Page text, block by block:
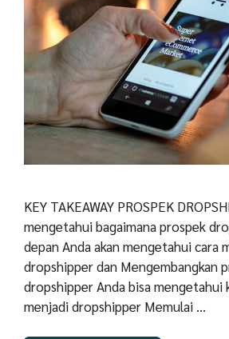
KEY TAKEAWAY PROSPEK
mengetahui bagaimana prospek
depan Anda akan mengetahui cara
dropshipper dan Mengembangkan
dropshipper Anda bisa mengetahui
menjadi dropshipper Memulai …